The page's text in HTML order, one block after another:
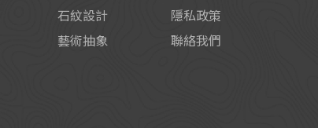
石紋設計
藝術抽象
隱私政策
聯絡我們